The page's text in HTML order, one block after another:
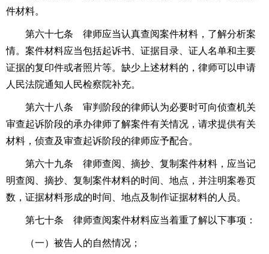
件材料。
第六十七条 律师应当认真查阅案件材料，了解分析案
情。案件材料应当包括起诉书、证据目录、证人名单和主要
证据的复印件或者照片等。缺少上述材料的，律师可以申请
人民法院通知人民检察院补充。
第六十八条 审判阶段的律师认为必要时可向侦查机关
审查起诉阶段的承办律师了解案件有关情况，请求提供有关
材料，侦查及审查起诉阶段的律师应予配合。
第六十九条 律师查阅、摘抄、复制案件材料，应当记
明查阅、摘抄、复制案件材料的时间、地点，并注明案卷页
数，证据材料形成的时间、地点及制作证据材料的人员。
第七十条 律师查阅案件材料应当着重了解以下事项：
（一）被告人的自然情况；